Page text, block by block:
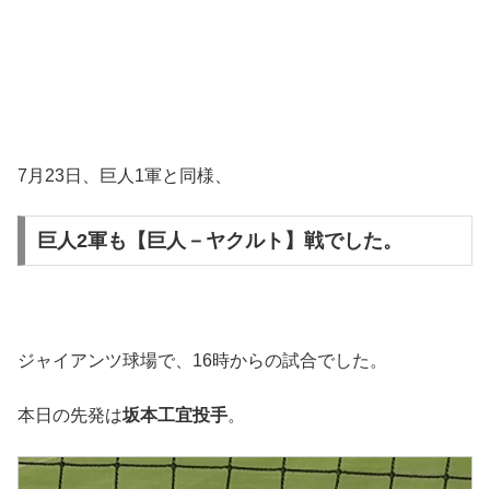
7月23日、巨人1軍と同様、
巨人2軍も【巨人－ヤクルト】戦でした。
ジャイアンツ球場で、16時からの試合でした。
本日の先発は坂本工宜投手。